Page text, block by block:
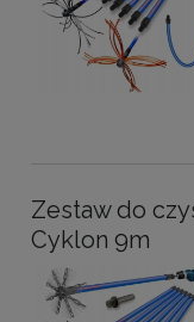
Zestaw do
Cyklon 9m